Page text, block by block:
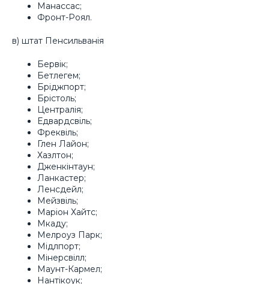
Манассас;
Фронт-Роял.
в) штат Пенсильванія
Бервік;
Бетлегем;
Бріджпорт;
Брістоль;
Централія;
Едвардсвіль;
Фреквіль;
Глен Лайон;
Хазлтон;
Дженкінтаун;
Ланкастер;
Ленсдейл;
Мейзвіль;
Маріон Хайтс;
Мкаду;
Мелроуз Парк;
Мідлпорт;
Мінерсвілл;
Маунт-Кармел;
Нантікоук;